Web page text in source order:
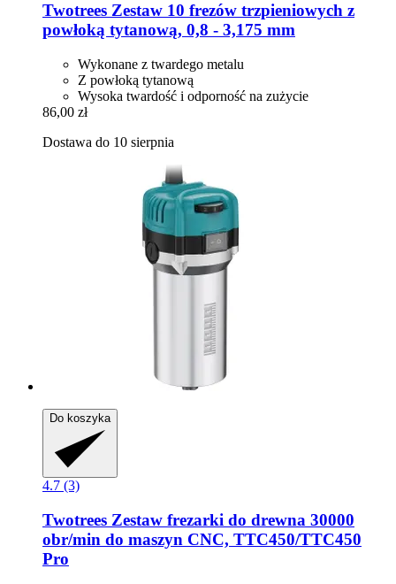
Twotrees Zestaw 10 frezów trzpieniowych z
powłoką tytanową, 0,8 -​ 3,175 mm
Wykonane z twardego metalu
Z powłoką tytanową
Wysoka twardość i odporność na zużycie
86,00 zł
Dostawa do 10 sierpnia
Do koszyka
4.7 (3)
Twotrees Zestaw frezarki do drewna 30000
obr/min do maszyn CNC, TTC450/TTC450
Pro